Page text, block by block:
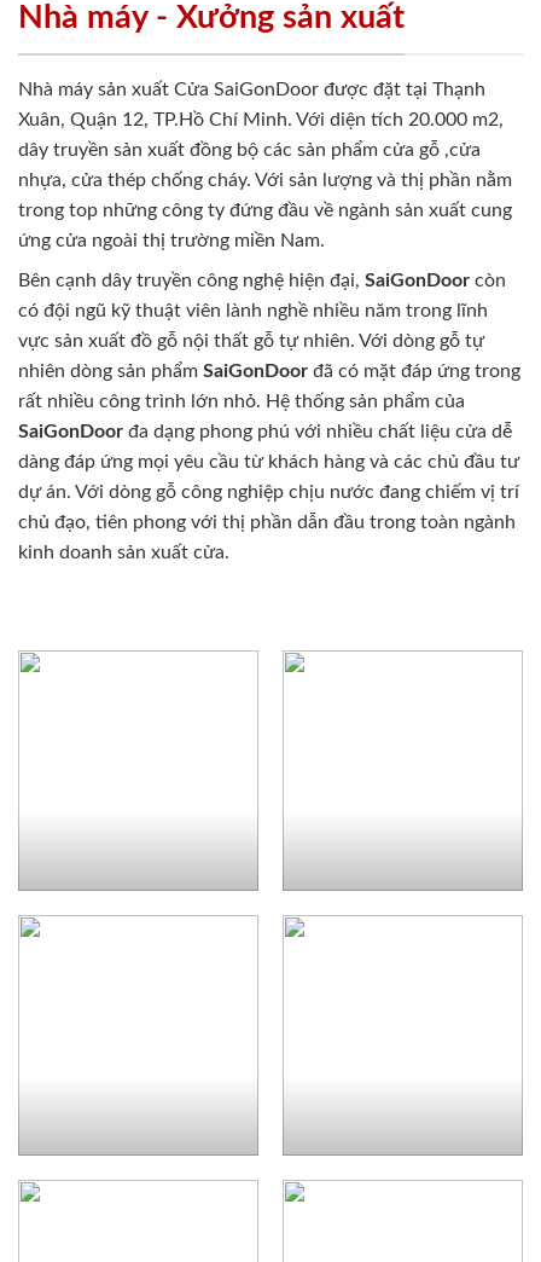
Nhà máy - Xưởng sản xuất
Nhà máy sản xuất Cửa SaiGonDoor được đặt tại Thạnh
Xuân, Quận 12, TP.Hồ Chí Minh. Với diện tích 20.000 m2,
dây truyền sản xuất đồng bộ các sản phẩm cửa gỗ ,cửa
nhựa, cửa thép chống cháy. Với sản lượng và thị phần nằm
trong top những công ty đứng đầu về ngành sản xuất cung
ứng cửa ngoài thị trường miền Nam.
Bên cạnh dây truyền công nghệ hiện đại, SaiGonDoor còn
có đội ngũ kỹ thuật viên lành nghề nhiều năm trong lĩnh
vực sản xuất đồ gỗ nội thất gỗ tự nhiên. Với dòng gỗ tự
nhiên dòng sản phẩm SaiGonDoor đã có mặt đáp ứng trong
rất nhiều công trình lớn nhỏ. Hệ thống sản phẩm của
SaiGonDoor đa dạng phong phú với nhiều chất liệu cửa dễ
dàng đáp ứng mọi yêu cầu từ khách hàng và các chủ đầu tư
dự án. Với dòng gỗ công nghiệp chịu nước đang chiếm vị trí
chủ đạo, tiên phong với thị phần dẫn đầu trong toàn ngành
kinh doanh sản xuất cửa.